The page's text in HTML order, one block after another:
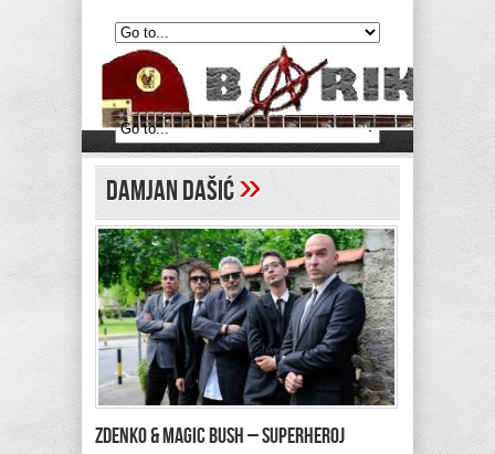
Damjan Dašić»
ZDENKO & MAGIC BUSH – Superheroj